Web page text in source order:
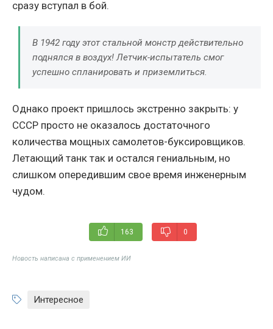
сразу вступал в бой.
В 1942 году этот стальной монстр действительно
поднялся в воздух! Летчик-испытатель смог
успешно спланировать и приземлиться.
Однако проект пришлось экстренно закрыть: у
СССР просто не оказалось достаточного
количества мощных самолетов-буксировщиков.
Летающий танк так и остался гениальным, но
слишком опередившим свое время инженерным
чудом.
163 0
Новость написана с применением ИИ
Интересное